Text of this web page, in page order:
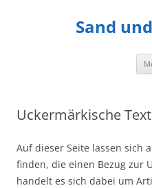
Sand
Uckermärkische
Auf dieser Seite lassen sich
finden, die einen Bezug zur
handelt es sich dabei um